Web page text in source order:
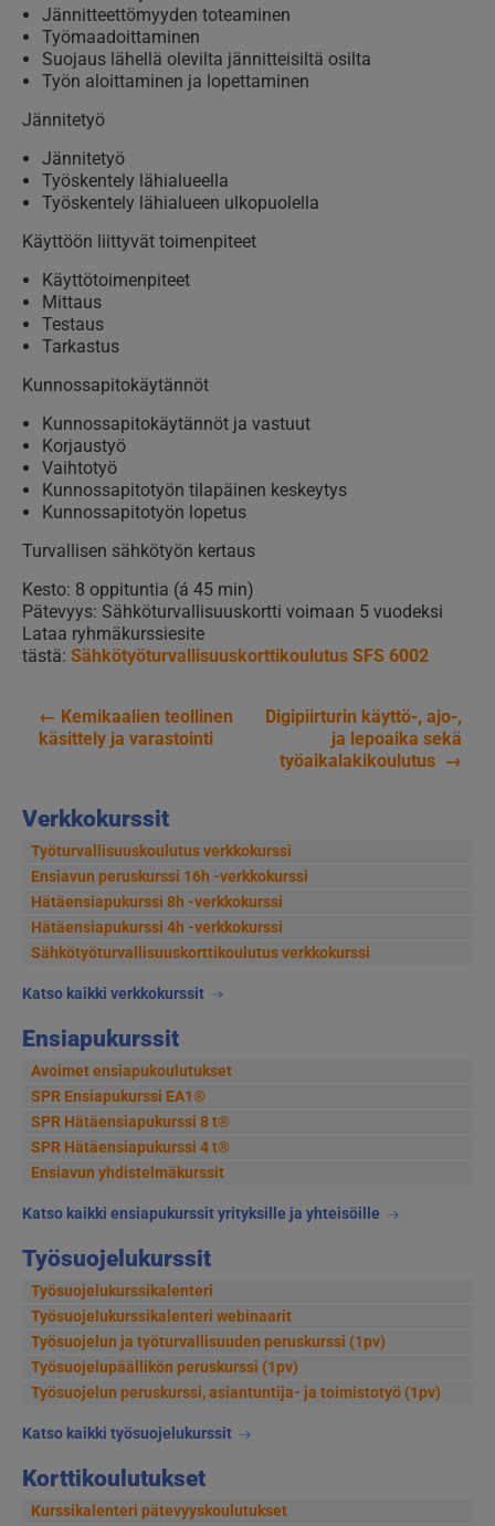
Verkkokurssit
Työturvallisuuskoulutus verkkokurssi
Ensiavun peruskurssi 16h -verkkokurssi
Hätäensiapukurssi 8h -verkkokurssi
Hätäensiapukurssi 4h -verkkokurssi
Sähkötyöturvallisuus­korttikoulutus verkkokurssi
Katso kaikki verkkokurssit
Ensiapukurssit
Avoimet ensiapukoulutukset
SPR Ensiapukurssi EA1®
SPR Hätäensiapukurssi 8 t®
SPR Hätäensiapukurssi 4 t®
Ensiavun yhdistelmäkurssit
Katso kaikki ensiapukurssit yrityksille ja yhteisöille
Työsuojelukurssit
Työsuojelukurssikalenteri
Työsuojelukurssikalenteri webinaarit
Työsuojelun ja työturvallisuuden peruskurssi (1pv)
Työsuojelupäällikön peruskurssi (1pv)
Työsuojelun peruskurssi, asiantuntija- ja toimistotyö (1pv)
Katso kaikki työsuojelukurssit
Korttikoulutukset
Kurssikalenteri pätevyyskoulutukset
Jännitteettömyyden toteaminen
Työmaadoittaminen
Suojaus lähellä olevilta jännitteisiltä osilta
Työn aloittaminen ja lopettaminen
Jännitetyö
Jännitetyö
Työskentely lähialueella
Työskentely lähialueen ulkopuolella
Käyttöön liittyvät toimenpiteet
Käyttötoimenpiteet
Mittaus
Testaus
Tarkastus
Kunnossapitokäytännöt
Kunnossapitokäytännöt ja vastuut
Korjaustyö
Vaihtotyö
Kunnossapitotyön tilapäinen keskeytys
Kunnossapitotyön lopetus
Turvallisen sähkötyön kertaus
Kesto: 8 oppituntia (á 45 min)
Pätevyys: Sähköturvallisuuskortti voimaan 5 vuodeksi
Lataa ryhmäkurssiesite
tästä: Sähkötyöturvallisuuskorttikoulutus SFS 6002
Artikkelien
← Kemikaalien teollinen
käsittely ja varastointi
Digipiirturin käyttö-, ajo-,
ja lepoaika sekä
työaikalakikoulutus →